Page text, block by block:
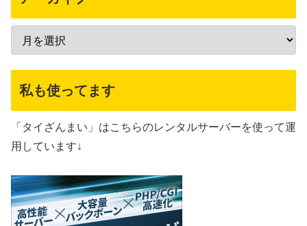
私も使ってます
「タイざんまい」はこちらのレンタルサーバーを使って運
用しています↓